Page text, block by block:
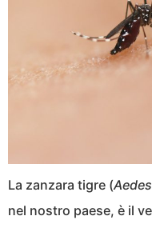
La zanzara tigre (
nel nostro paese, è il